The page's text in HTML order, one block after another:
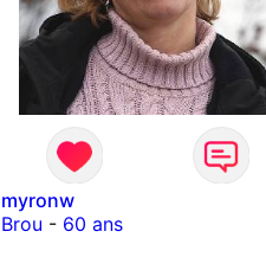
myronw
Brou - 60 ans